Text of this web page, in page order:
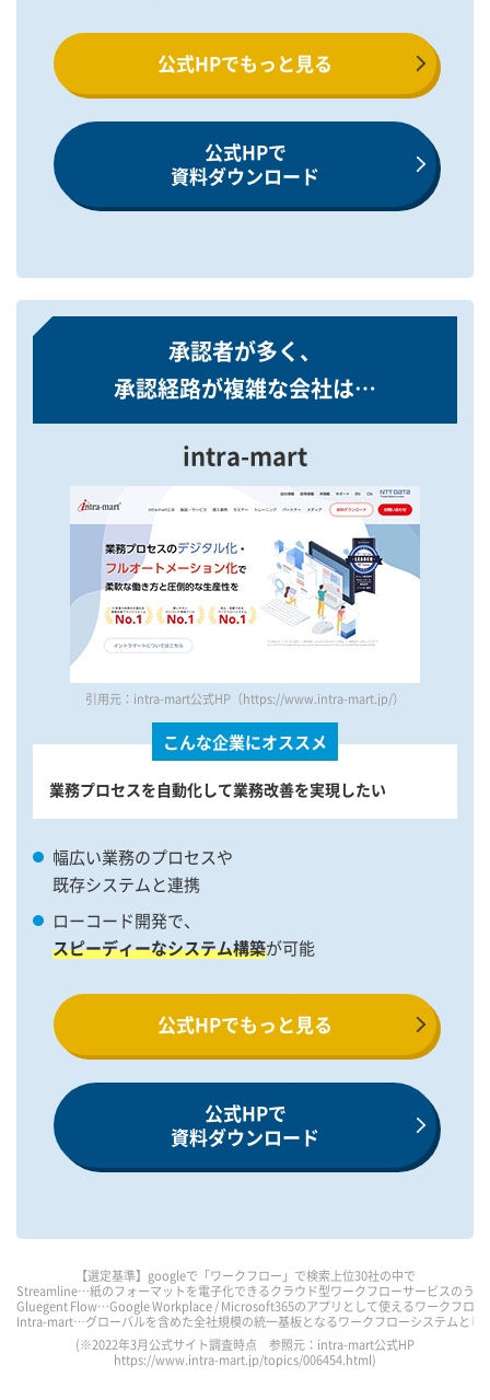
公式HPでもっと見る
公式HPで
資料ダウンロード
承認者が多く、
承認経路が複雑な会社は…
intra-mart
引用元：intra-mart公式HP（https://www.intra-mart.jp/）
こんな企業にオススメ
業務プロセスを自動化して業務改善を実現したい
幅広い業務のプロセスや
既存システムと連携
ローコード開発で、
スピーディーなシステム構築が可能
公式HPでもっと見る
公式HPで
資料ダウンロード
【選定基準】googleで「ワークフロー」で検索上位30社の中で
Streamline…紙のフォーマットを電子化できるクラウド型ワークフローサービスのう
Gluegent Flow…Google Workplace / Microsoft365のアプリとして使えるワークフロー
Intra-mart…グローバルを含めた全社規模の統一基板となるワークフローシステムと
(※2022年3月公式サイト調査時点 参照元：intra-mart公式HP
https://www.intra-mart.jp/topics/006454.html)